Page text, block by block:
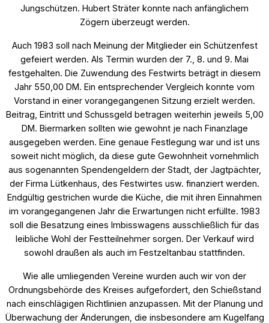
Jungschützen. Hubert Sträter konnte nach anfänglichem
Zögern überzeugt werden.
Auch 1983 soll nach Meinung der Mitglieder ein Schützenfest
gefeiert werden. Als Termin wurden der 7., 8. und 9. Mai
festgehalten. Die Zuwendung des Festwirts beträgt in diesem
Jahr 550,00 DM. Ein entsprechender Vergleich konnte vom
Vorstand in einer vorangegangenen Sitzung erzielt werden.
Beitrag, Eintritt und Schussgeld betragen weiterhin jeweils 5,00
DM. Biermarken sollten wie gewohnt je nach Finanzlage
ausgegeben werden. Eine genaue Festlegung war und ist uns
soweit nicht möglich, da diese gute Gewohnheit vornehmlich
aus sogenannten Spendengeldern der Stadt, der Jagtpächter,
der Firma Lütkenhaus, des Festwirtes usw. finanziert werden.
Endgültig gestrichen wurde die Küche, die mit ihren Einnahmen
im vorangegangenen Jahr die Erwartungen nicht erfüllte. 1983
soll die Besatzung eines Imbisswagens ausschließlich für das
leibliche Wohl der Festteilnehmer sorgen. Der Verkauf wird
sowohl draußen als auch im Festzeltanbau stattfinden.
Wie alle umliegenden Vereine wurden auch wir von der
Ordnungsbehörde des Kreises aufgefordert, den Schießstand
nach einschlägigen Richtlinien anzupassen. Mit der Planung und
Überwachung der Änderungen, die insbesondere am Kugelfang